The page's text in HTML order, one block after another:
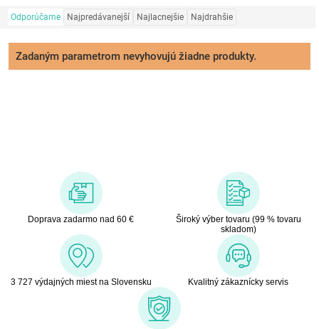
Odporúčame Najpredávanejší Najlacnejšie Najdrahšie
Zadaným parametrom nevyhovujú žiadne produkty.
Doprava zadarmo nad 60 €
Široký výber tovaru (99 % tovaru
skladom)
3 727 výdajných miest na Slovensku Kvalitný zákaznícky servis